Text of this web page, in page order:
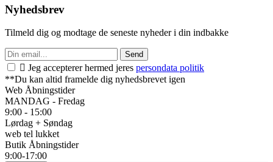
Nyhedsbrev
Tilmeld dig og modtage de seneste nyheder i din indbakke
Send
 Jeg accepterer hermed jeres persondata politik
**Du kan altid framelde dig nyhedsbrevet igen
Web Åbningstider
MANDAG - Fredag
9:00 - 15:00
Lørdag + Søndag
web tel lukket
Butik Åbningstider
9:00-17:00